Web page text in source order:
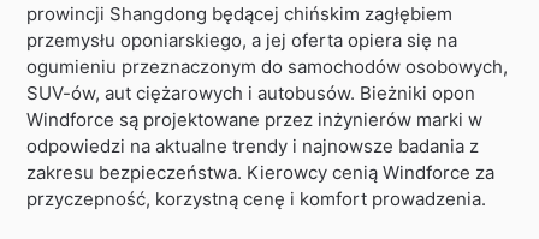
prowincji Shangdong będącej chińskim zagłębiem
przemysłu oponiarskiego, a jej oferta opiera się na
ogumieniu przeznaczonym do samochodów osobowych,
SUV-ów, aut ciężarowych i autobusów. Bieżniki opon
Windforce są projektowane przez inżynierów marki w
odpowiedzi na aktualne trendy i najnowsze badania z
zakresu bezpieczeństwa. Kierowcy cenią Windforce za
przyczepność, korzystną cenę i komfort prowadzenia.